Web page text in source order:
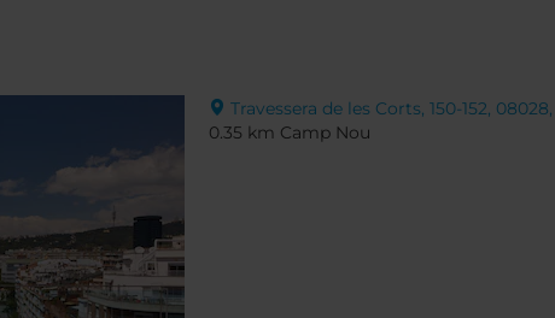
Travessera de les Corts, 150-152,
0.35 km Camp Nou